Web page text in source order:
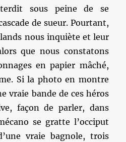
sous peine de se
de sueur. Pourtant,
nous inquiète et leur
que nous constatons
en papier mâché,
Si la photo en montre
vraie bande de ces héros
façon de parler, dans
se gratte l’occiput
vraie bagnole, trois